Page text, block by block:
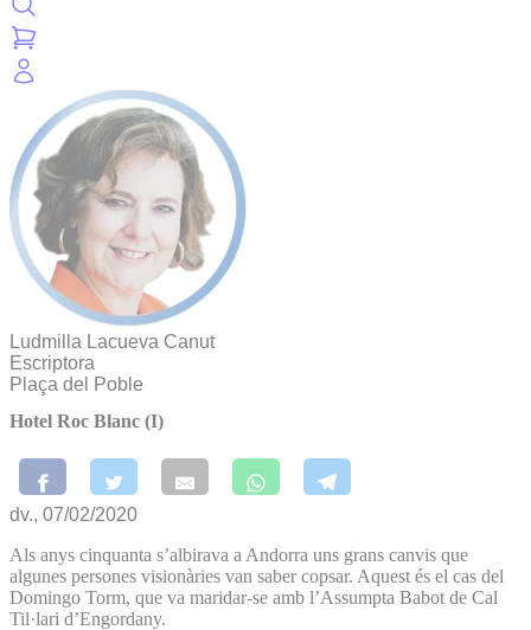
Ludmilla Lacueva Canut
Escriptora
Plaça del Poble
Hotel Roc Blanc (I)
dv., 07/02/2020
Als anys cinquanta s’albirava a Andorra uns grans canvis que
algunes persones visionàries van saber copsar. Aquest és el cas del
Domingo Torm, que va maridar-se amb l’Assumpta Babot de Cal
Til·lari d’Engordany.